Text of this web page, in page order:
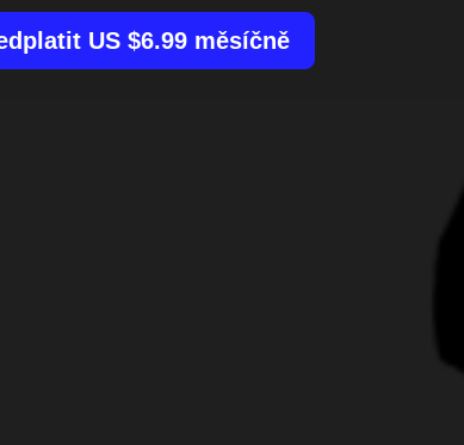
US $6.99 měsíčně